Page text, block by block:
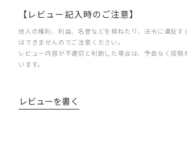
【レビュー記入時のご注意】
他人の権利、利益、名誉などを損ねたり、法令に違反す
はできませんのでご注意ください。
レビュー内容が不適切と判断した場合は、予告なく投稿
います。
レビューを書く